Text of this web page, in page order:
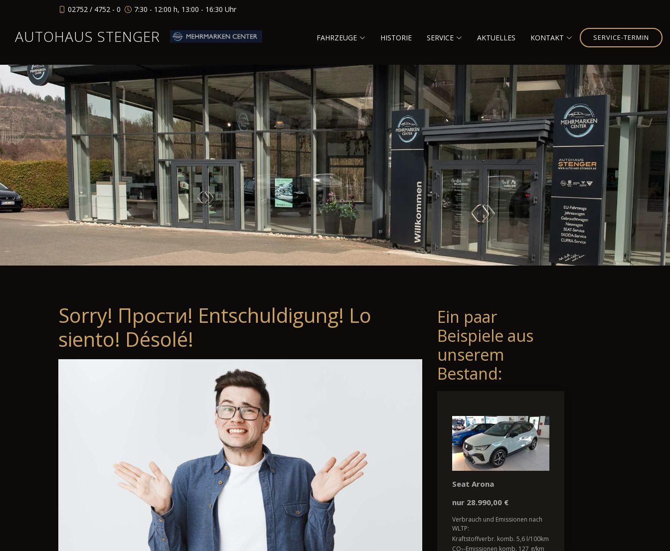
02752 / 4752 - 0 7:30 - 12:00 h, 13:00 - 16:30 Uhr
AUTOHAUS STENGER FAHRZEUGE HISTORIE SERVICE AKTUELLES KONTAKT SERVICE-TERMIN
Sorry! Прости! Entschuldigung! Lo
siento! Désolé!
Ein paar
Beispiele aus
unserem
Bestand:
Seat Arona
nur 28.990,00 €
Verbrauch und Emissionen nach
WLTP:
Kraftstoffverbr. komb. 5,6 l/100km
CO -Emissionen komb. 127 g/km